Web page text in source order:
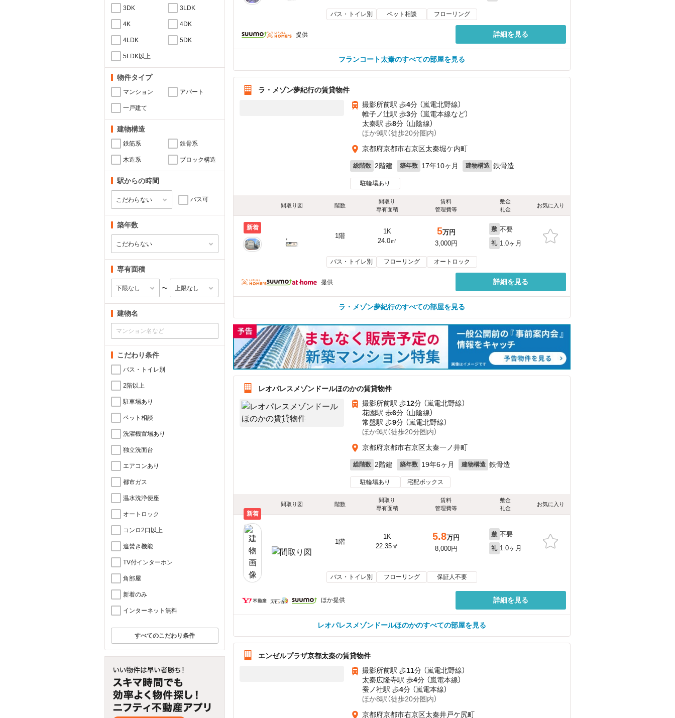
3DK 3LDK
4K 4DK
4LDK 5DK
5LDK以上
物件タイプ
マンション アパート
一戸建て
建物構造
鉄筋系 鉄骨系
木造系 ブロック構造
駅からの時間
バス可
築年数
専有面積
〜
建物名
こだわり条件
バス・トイレ別
2階以上
駐車場あり
ペット相談
洗濯機置場あり
独立洗面台
エアコンあり
都市ガス
温水洗浄便座
オートロック
コンロ2口以上
追焚き機能
TV付インターホン
角部屋
新着のみ
インターネット無料
すべてのこだわり条件
バス・トイレ別 ペット相談 フローリング
提供 詳細を見る
フランコート太秦のすべての部屋を見る
ラ・メゾン夢紀行の賃貸物件
撮影所前駅 歩4分 （嵐電北野線）
帷子ノ辻駅 歩3分 （嵐電本線など）
太秦駅 歩8分 （山陰線）
ほか9駅（徒歩20分圏内）
京都府京都市右京区太秦堀ケ内町
総階数 2階建 築年数 17年10ヶ月 建物構造 鉄骨造
駐輪場あり
間取り図 階数
間取り
専有面積
賃料
管理費等
敷金
礼金
お気に入り
新着
1階
1K
24.0㎡
5万円
3,000円
敷 不要
礼 1.0ヶ月
バス・トイレ別 フローリング オートロック
提供 詳細を見る
ラ・メゾン夢紀行のすべての部屋を見る
レオパレスメゾンドールほのかの賃貸物件
撮影所前駅 歩12分 （嵐電北野線）
花園駅 歩6分 （山陰線）
常盤駅 歩9分 （嵐電北野線）
ほか9駅（徒歩20分圏内）
京都府京都市右京区太秦一ノ井町
総階数 2階建 築年数 19年6ヶ月 建物構造 鉄骨造
駐輪場あり 宅配ボックス
間取り図 階数
間取り
専有面積
賃料
管理費等
敷金
礼金
お気に入り
新着
1階
1K
22.35㎡
5.8万円
8,000円
敷 不要
礼 1.0ヶ月
バス・トイレ別 フローリング 保証人不要
ほか提供 詳細を見る
レオパレスメゾンドールほのかのすべての部屋を見る
エンゼルプラザ京都太秦の賃貸物件
撮影所前駅 歩11分 （嵐電北野線）
太秦広隆寺駅 歩4分 （嵐電本線）
蚕ノ社駅 歩4分 （嵐電本線）
ほか8駅（徒歩20分圏内）
京都府京都市右京区太秦井戸ケ尻町